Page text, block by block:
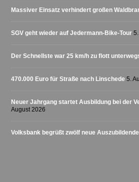
Massiver Einsatz verhindert großen
SGV geht wieder auf Jedermann-Bike-Tour
Der Schnellste war 25 km/h zu flott
470.000 Euro für Straße nach Linschede 5.
Neuer Jahrgang startet Ausbildung bei der
August 2026
Volksbank begrüßt zwölf neue Auszubildende